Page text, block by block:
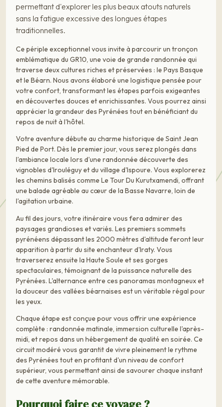
permettant d'explorer les plus beaux atouts naturels
sans la fatigue excessive des longues étapes
traditionnelles.
Ce périple exceptionnel vous invite à parcourir un tronçon
emblématique du GR10, une voie de grande randonnée qui
traverse deux cultures riches et préservées : le Pays Basque
et le Béarn. Nous avons élaboré une logistique pensée pour
votre confort, transformant les étapes parfois exigeantes
en découvertes douces et enrichissantes. Vous pourrez ainsi
apprécier la grandeur des Pyrénées tout en bénéficiant du
repos de nuit à l'hôtel.
Votre aventure débute au charme historique de Saint Jean
Pied de Port. Dès le premier jour, vous serez plongés dans
l'ambiance locale lors d'une randonnée découverte des
vignobles d'Irouléguy et du village d'Ispoure. Vous explorerez
les chemins balisés comme Le Tour Du Kurutxamendi, offrant
une balade agréable au cœur de la Basse Navarre, loin de
l'agitation urbaine.
Au fil des jours, votre itinéraire vous fera admirer des
paysages grandioses et variés. Les premiers sommets
pyrénéens dépassant les 2000 mètres d'altitude feront leur
apparition à partir du site enchanteur d'Iraty. Vous
traverserez ensuite la Haute Soule et ses gorges
spectaculaires, témoignant de la puissance naturelle des
Pyrénées. L'alternance entre ces panoramas montagneux et
la douceur des vallées béarnaises est un véritable régal pour
les yeux.
Chaque étape est conçue pour vous offrir une expérience
complète : randonnée matinale, immersion culturelle l'après-
midi, et repos dans un hébergement de qualité en soirée. Ce
circuit modéré vous garantit de vivre pleinement le rythme
des Pyrénées tout en profitant d'un niveau de confort
supérieur, vous permettant ainsi de savourer chaque instant
de cette aventure mémorable.